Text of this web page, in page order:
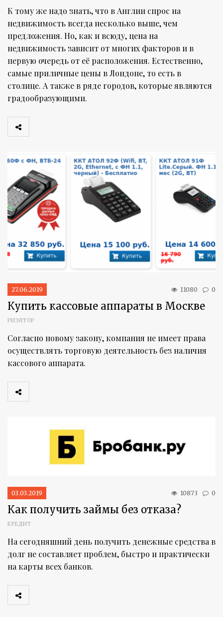
К тому же надо знать, что в Англии спрос на
недвижимость всегда несколько выше, чем
предложения. Но, как и всюду, цена на
недвижимость зависит от многих факторов и в
первую очередь от её расположения. Естественно,
самые приличные цены в Лондоне, то есть в
столице. А также в ряде городов, которые являются
градообразующими.
27.06.2019 11080 0
Купить кассовые аппараты в Москве
РИЭЛТОР
Согласно новому закону, компания не имеет права
осуществлять торговую деятельность без наличия
кассового аппарата.
03.03.2019 10873 0
Как получить займы без отказа?
КРЕДИТ
На сегодняшний день получить денежные средства в
долг не составляет проблем, быстро и практически
на карты всех банков.